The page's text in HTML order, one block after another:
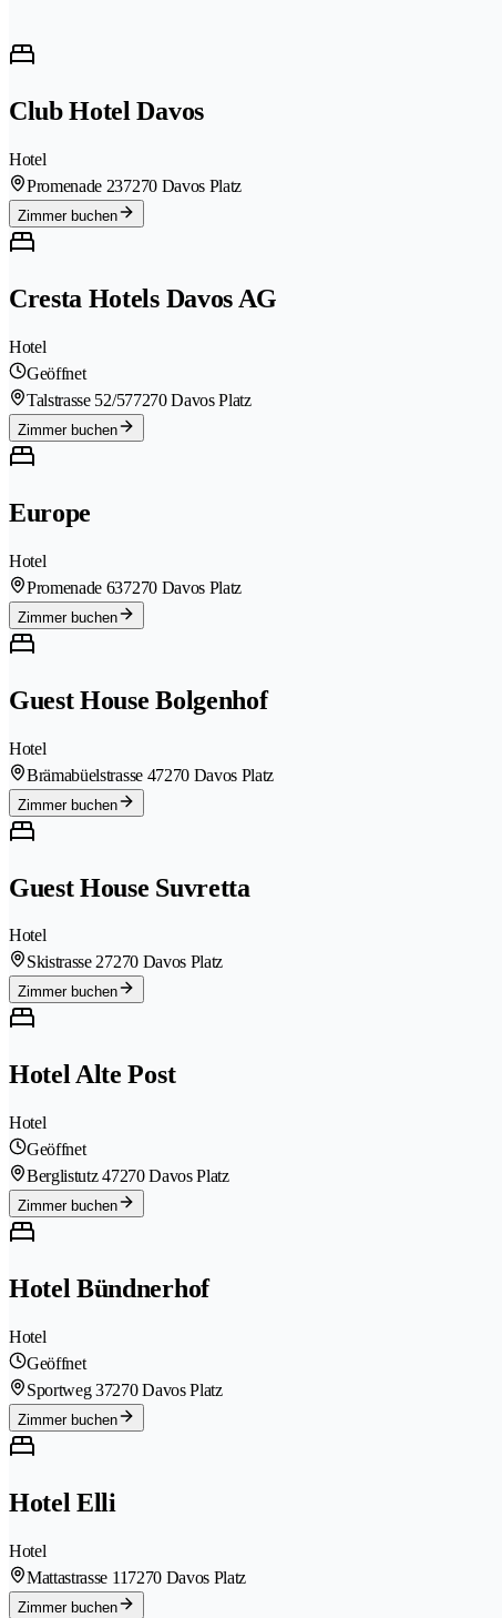
Club Hotel Davos
Hotel
Promenade 237270 Davos Platz
Zimmer buchen
Cresta Hotels Davos AG
Hotel
Geöffnet
Talstrasse 52/577270 Davos Platz
Zimmer buchen
Europe
Hotel
Promenade 637270 Davos Platz
Zimmer buchen
Guest House Bolgenhof
Hotel
Brämabüelstrasse 47270 Davos Platz
Zimmer buchen
Guest House Suvretta
Hotel
Skistrasse 27270 Davos Platz
Zimmer buchen
Hotel Alte Post
Hotel
Geöffnet
Berglistutz 47270 Davos Platz
Zimmer buchen
Hotel Bündnerhof
Hotel
Geöffnet
Sportweg 37270 Davos Platz
Zimmer buchen
Hotel Elli
Hotel
Mattastrasse 117270 Davos Platz
Zimmer buchen